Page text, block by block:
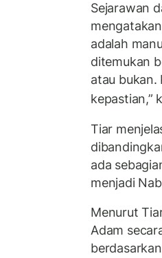
Sejarawan
adalah
ditemukan
atau bukan.
kepastian,”
Tiar
ada
menjadi
Menurut
Adam